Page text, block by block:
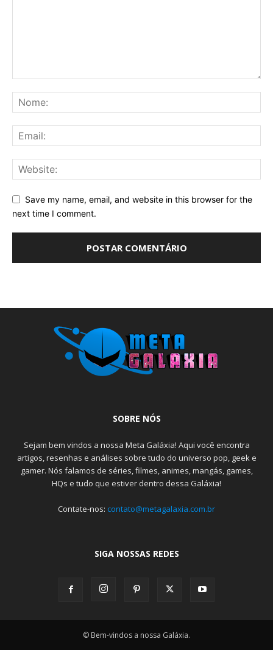
Save my name, email, and website in this browser for the
next time I comment.
SOBRE NÓS
Sejam bem vindos a nossa Meta Galáxia! Aqui você encontra
artigos, resenhas e análises sobre tudo do universo pop, geek e
gamer. Nós falamos de séries, filmes, animes, mangás, games,
HQs e tudo que estiver dentro dessa Galáxia!
Contate-nos: contato@metagalaxia.com.br
SIGA NOSSAS REDES
© Bem-vindos a nossa Galáxia.